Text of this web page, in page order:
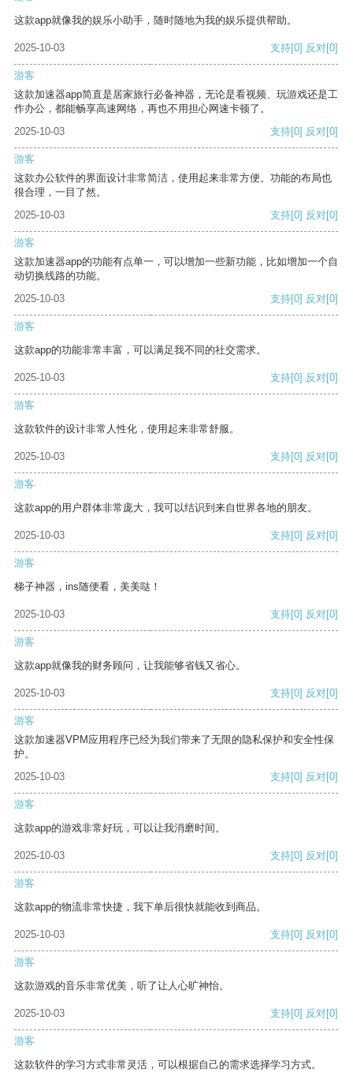
这款app就像我的娱乐小助手，随时随地为我的娱乐提供帮助。
2025-10-03 支持[0] 反对[0]
游客
这款加速器app简直是居家旅行必备神器，无论是看视频、玩游戏还是工
作办公，都能畅享高速网络，再也不用担心网速卡顿了。
2025-10-03
支持[0] 反对[0]
游客
这款办公软件的界面设计非常简洁，使用起来非常方便。功能的布局也
很合理，一目了然。
2025-10-03
支持[0] 反对[0]
游客
这款加速器app的功能有点单一，可以增加一些新功能，比如增加一个自
动切换线路的功能。
2025-10-03
支持[0] 反对[0]
游客
这款app的功能非常丰富，可以满足我不同的社交需求。
2025-10-03 支持[0] 反对[0]
游客
这款软件的设计非常人性化，使用起来非常舒服。
2025-10-03 支持[0] 反对[0]
游客
这款app的用户群体非常庞大，我可以结识到来自世界各地的朋友。
2025-10-03 支持[0] 反对[0]
游客
梯子神器，ins随便看，美美哒！
2025-10-03 支持[0] 反对[0]
游客
这款app就像我的财务顾问，让我能够省钱又省心。
2025-10-03 支持[0] 反对[0]
游客
这款加速器VPM应用程序已经为我们带来了无限的隐私保护和安全性保
护。
2025-10-03
支持[0] 反对[0]
游客
这款app的游戏非常好玩，可以让我消磨时间。
2025-10-03 支持[0] 反对[0]
游客
这款app的物流非常快捷，我下单后很快就能收到商品。
2025-10-03 支持[0] 反对[0]
游客
这款游戏的音乐非常优美，听了让人心旷神怡。
2025-10-03 支持[0] 反对[0]
游客
这款软件的学习方式非常灵活，可以根据自己的需求选择学习方式。